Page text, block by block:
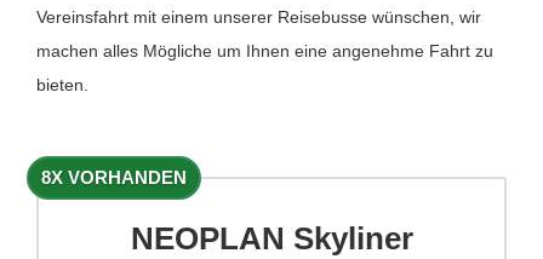
Vereinsfahrt mit einem unserer Reisebusse wünschen, wir
machen alles Mögliche um Ihnen eine angenehme Fahrt zu
bieten.
8X VORHANDEN
NEOPLAN Skyliner